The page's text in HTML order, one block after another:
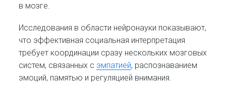
в мозге.
Исследования в области нейронауки показывают,
что эффективная социальная интерпретация
требует координации сразу нескольких мозговых
систем, связанных с эмпатией, распознаванием
эмоций, памятью и регуляцией внимания.